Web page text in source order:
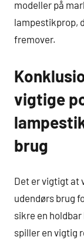
modeller på
lampestikprop,
fremover.
vigtige
brug
Det er vigtigt at
udendørs brug
sikre en
spiller en vigtig